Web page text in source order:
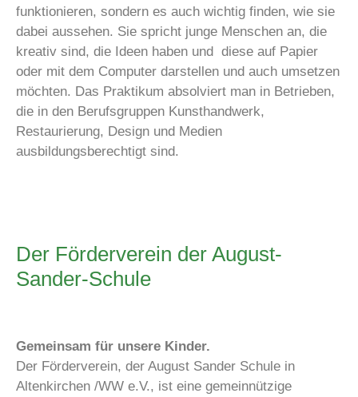
funktionieren, sondern es auch wichtig finden, wie sie
dabei aussehen. Sie spricht junge Menschen an, die
kreativ sind, die Ideen haben und diese auf Papier
oder mit dem Computer darstellen und auch umsetzen
möchten. Das Praktikum absolviert man in Betrieben,
die in den Berufsgruppen Kunsthandwerk,
Restaurierung, Design und Medien
ausbildungsberechtigt sind.
Der Förderverein der August-
Sander-Schule
Gemeinsam für unsere Kinder.
Der Förderverein, der August Sander Schule in
Altenkirchen /WW e.V., ist eine gemeinnützige